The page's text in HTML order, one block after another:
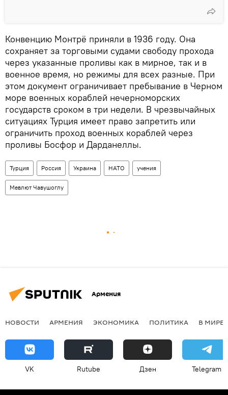
Конвенцию Монтрё приняли в 1936 году. Она
сохраняет за торговыми судами свободу прохода
через указанные проливы как в мирное, так и в
военное время, но режимы для всех разные. При
этом документ ограничивает пребывание в Черном
море военных кораблей нечерноморских
государств сроком в три недели. В чрезвычайных
ситуациях Турция имеет право запретить или
ограничить проход военных кораблей через
проливы Босфор и Дарданеллы.
Турция Россия Украина НАТО учения
Мевлют Чавушоглу
Армения
НОВОСТИ АРМЕНИЯ ЭКОНОМИКА ПОЛИТИКА В МИРЕ
VK Rutube Дзен Telegram